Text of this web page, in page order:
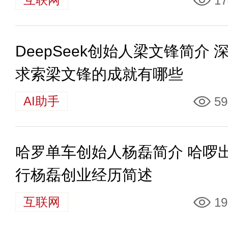
DeepSeek创始人梁文锋简介
求索梁文锋的成就有哪些
AI助手
哈罗单车创始人杨磊简介 哈啰
行杨磊创业经历简述
互联网